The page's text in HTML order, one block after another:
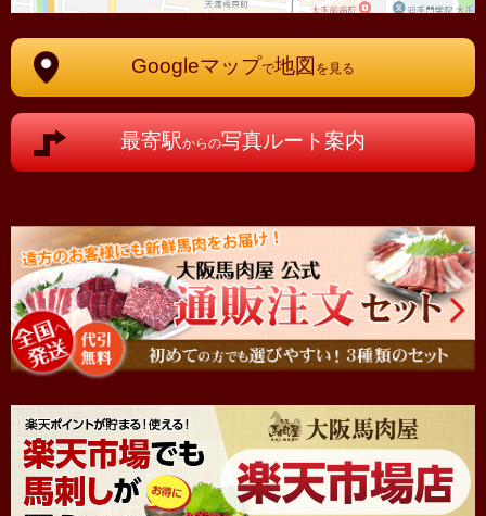
Googleマップで地図 を見る
最寄駅からの写真ルート案内